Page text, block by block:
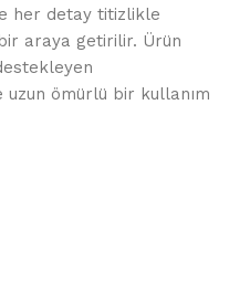
her detay titizlikle
araya getirilir. Ürün
uzun ömürlü bir kullanım